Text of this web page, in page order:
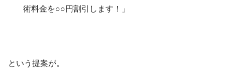
術料金を○○円割引します！」
という提案が。